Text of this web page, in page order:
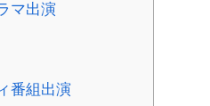
マ出演
番組出演